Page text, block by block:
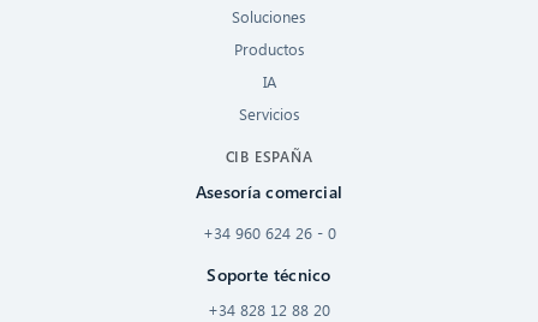
Soluciones
Productos
IA
Servicios
CIB ESPAÑA
Asesoría comercial
+34 960 624 26 - 0
Soporte técnico
+34 828 12 88 20